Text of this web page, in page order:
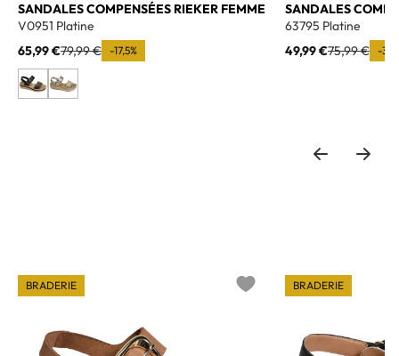
SANDALES COMPENSÉES RIEKER FEMME
V0951 Platine
65,99 €79,99 € -17,5%
SANDALES
63795 Platine
49,99 €75,99 € -
BRADERIE BRADERIE